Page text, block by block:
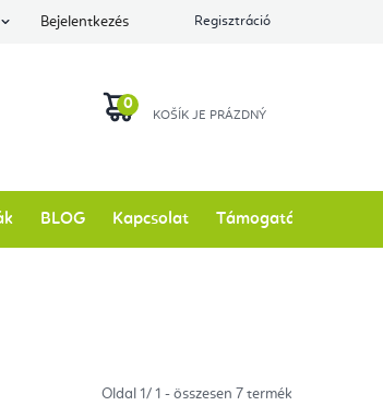
Bejelentkezés Regisztráció
BLOG Kapcsolat Támogatás
Oldal 1/ 1 - összesen 7 termék